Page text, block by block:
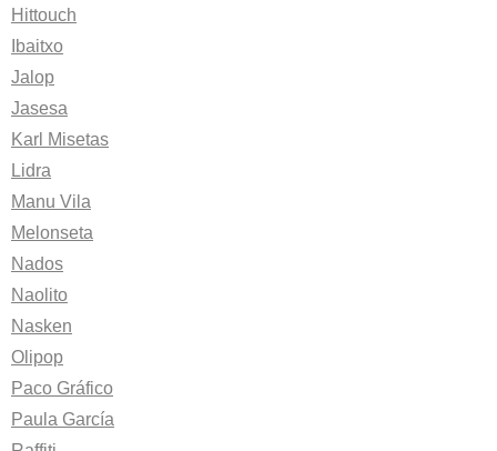
Hittouch
Ibaitxo
Jalop
Jasesa
Karl Misetas
Lidra
Manu Vila
Melonseta
Nados
Naolito
Nasken
Olipop
Paco Gráfico
Paula García